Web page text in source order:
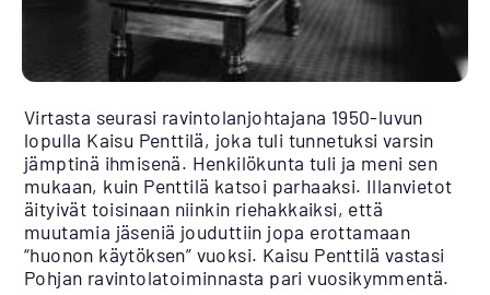
Virtasta seurasi ravintolanjohtajana 1950-luvun
lopulla Kaisu Penttilä, joka tuli tunnetuksi varsin
jämptinä ihmisenä. Henkilökunta tuli ja meni sen
mukaan, kuin Penttilä katsoi parhaaksi. Illanvietot
äityivät toisinaan niinkin riehakkaiksi, että
muutamia jäseniä jouduttiin jopa erottamaan
“huonon käytöksen” vuoksi. Kaisu Penttilä vastasi
Pohjan ravintolatoiminnasta pari vuosikymmentä.